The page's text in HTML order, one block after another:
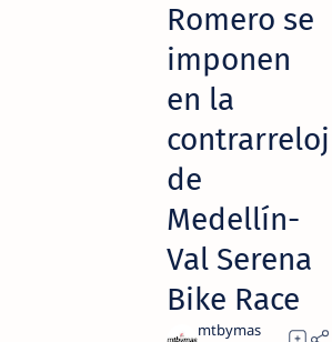
Romero se
imponen
en la
contrarreloj
de
Medellín-
Val Serena
Bike Race